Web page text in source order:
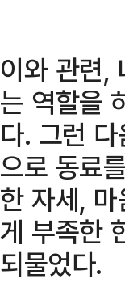
이와 관련,
는 역할을
다. 그런
으로 동료
한 자세,
게 부족한
되물었다.